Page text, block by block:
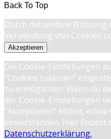
Back To Top
Durch die weitere Nutzung
Verwendung von Cookies
Akzeptieren
Die Cookie-Einstellungen
"Cookies zulassen"
zu ermöglichen. Wenn du
der Cookie-Einstellungen
"Akzeptieren" klickst,
einverstanden. Hier findest
Datenschutzerklärung.